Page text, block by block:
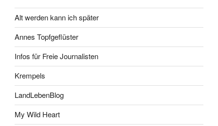
Alt werden kann ich später
Annes Topfgeflüster
Infos für Freie Journalisten
Krempels
LandLebenBlog
My Wild Heart